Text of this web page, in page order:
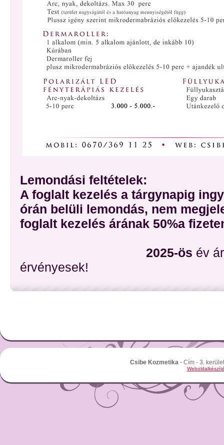
Lemondási feltételek:
A foglalt kezelés a tárgynapig
órán belüli lemondás, nem
foglalt kezelés árának 50%a
2025-ös év
érvényesek!
Csibe Kozmetika - Cím - 3.